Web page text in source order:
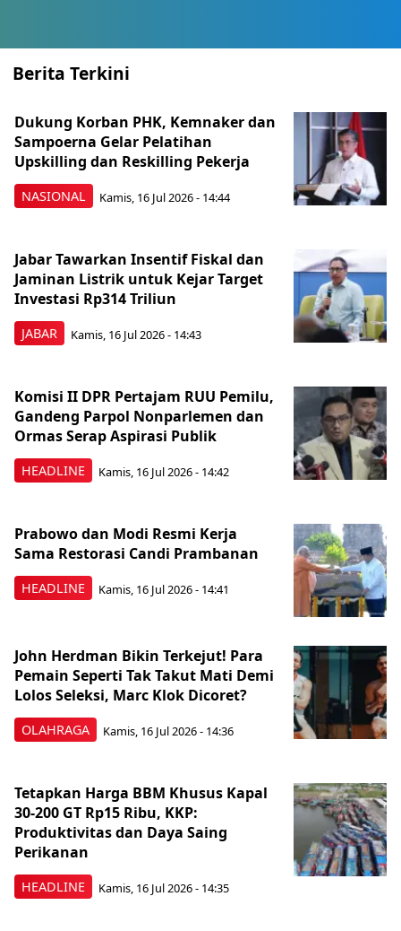
Berita Terkini
NASIONAL
Dukung Korban PHK, Kemnaker dan
Sampoerna Gelar Pelatihan
Upskilling dan Reskilling Pekerja
Kamis, 16 Jul 2026 - 14:44
JABAR
Jabar Tawarkan Insentif Fiskal dan
Jaminan Listrik untuk Kejar Target
Investasi Rp314 Triliun
Kamis, 16 Jul 2026 - 14:43
HEADLINE
Komisi II DPR Pertajam RUU Pemilu,
Gandeng Parpol Nonparlemen dan
Ormas Serap Aspirasi Publik
Kamis, 16 Jul 2026 - 14:42
HEADLINE
Prabowo dan Modi Resmi Kerja
Sama Restorasi Candi Prambanan
Kamis, 16 Jul 2026 - 14:41
OLAHRAGA
John Herdman Bikin Terkejut! Para
Pemain Seperti Tak Takut Mati Demi
Lolos Seleksi, Marc Klok Dicoret?
Kamis, 16 Jul 2026 - 14:36
HEADLINE
Tetapkan Harga BBM Khusus Kapal
30-200 GT Rp15 Ribu, KKP:
Produktivitas dan Daya Saing
Perikanan
Kamis, 16 Jul 2026 - 14:35